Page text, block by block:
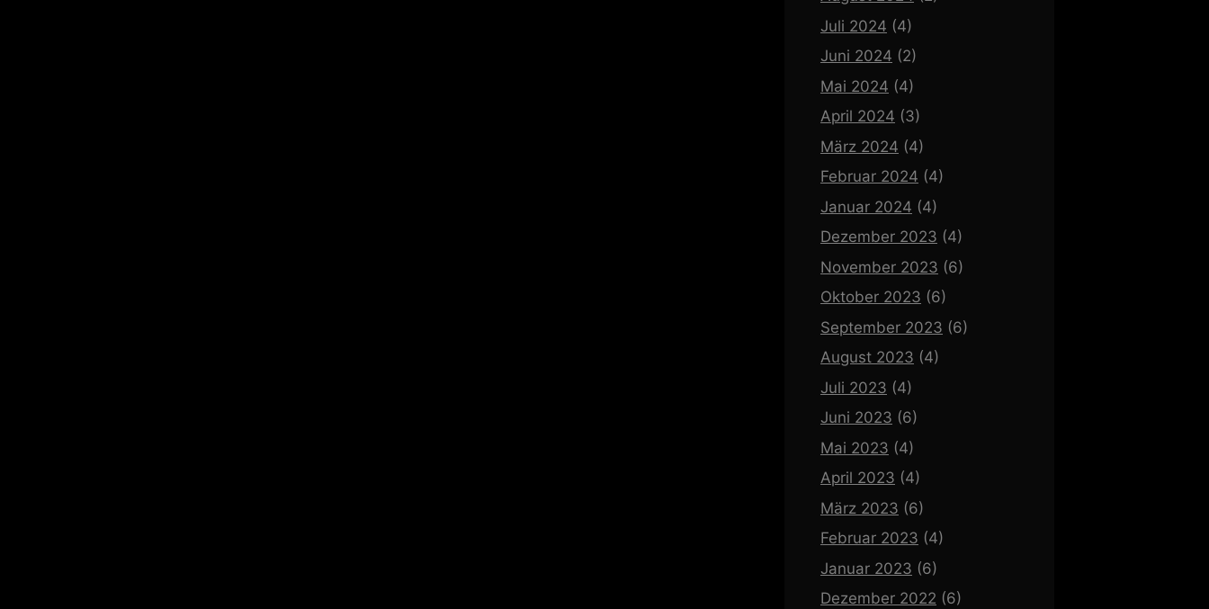
Juli 2024 (4)
Juni 2024 (2)
Mai 2024 (4)
April 2024 (3)
März 2024 (4)
Februar 2024 (4)
Januar 2024 (4)
Dezember 2023 (4)
November 2023 (6)
Oktober 2023 (6)
September 2023 (6)
August 2023 (4)
Juli 2023 (4)
Juni 2023 (6)
Mai 2023 (4)
April 2023 (4)
März 2023 (6)
Februar 2023 (4)
Januar 2023 (6)
Dezember 2022 (6)